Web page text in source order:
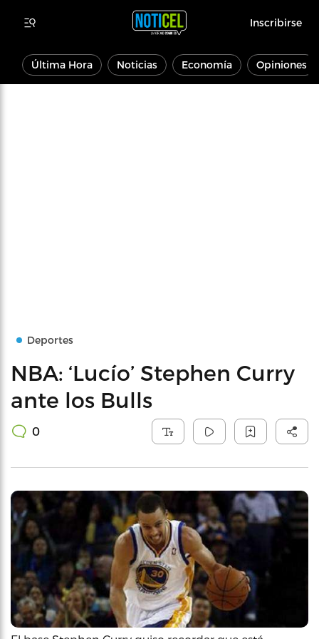
Inscribirse
Última Hora Noticias Economía Opiniones
Deportes
NBA: ‘Lucío’ Stephen Curry
ante los Bulls
0